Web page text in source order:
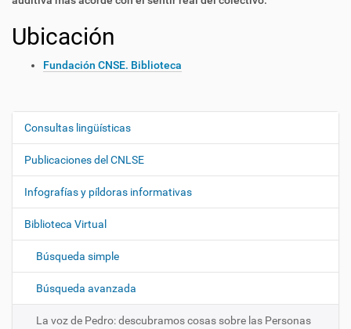
Ubicación
Fundación CNSE. Biblioteca
N
e
g
a
i
n
Consultas lingüísticas
Publicaciones del CNLSE
Infografías y píldoras informativas
Biblioteca Virtual
Búsqueda simple
Búsqueda avanzada
La voz de Pedro: descubramos cosas sobre las Personas